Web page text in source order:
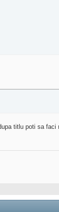
titlu poti sa faci